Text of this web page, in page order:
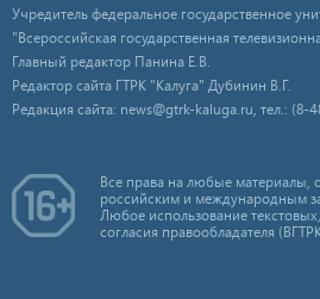
Учредитель федеральное государственное
"Всероссийская государственная
Главный редактор Панина Е.В.
Редактор сайта ГТРК "Калуга" Дубинин В.Г.
Редакция сайта: news@gtrk-kaluga.ru, тел.: (8-
Все права на любые материалы,
российским и международным
Любое использование
согласия правообладателя